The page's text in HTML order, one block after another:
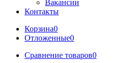
Вакансии
Контакты
Корзина0
Отложенные0
Сравнение товаров0